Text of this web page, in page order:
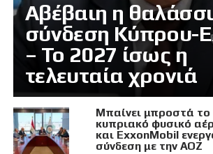
Αβέβαιη η
σύνδεση Κύπρου-
– Το 2027 ίσως η
τελευταία χρονιά
Μπαίνει μπροστά το
κυπριακό φυσικό
και ExxonMobil
σύνδεση με την ΑΟΖ